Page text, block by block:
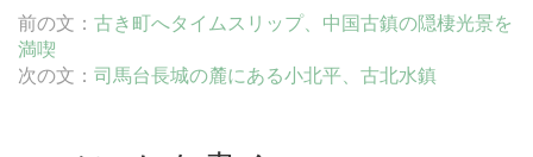
前の文： 古き町へタイムスリップ、中国古鎮の隠棲光景を
満喫
次の文： 司馬台長城の麓にある小北平、古北水鎮